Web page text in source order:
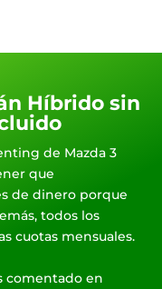
Híbrido sin
de Mazda 3
que
de dinero porque
todos los
cuotas mensuales.
comentado en